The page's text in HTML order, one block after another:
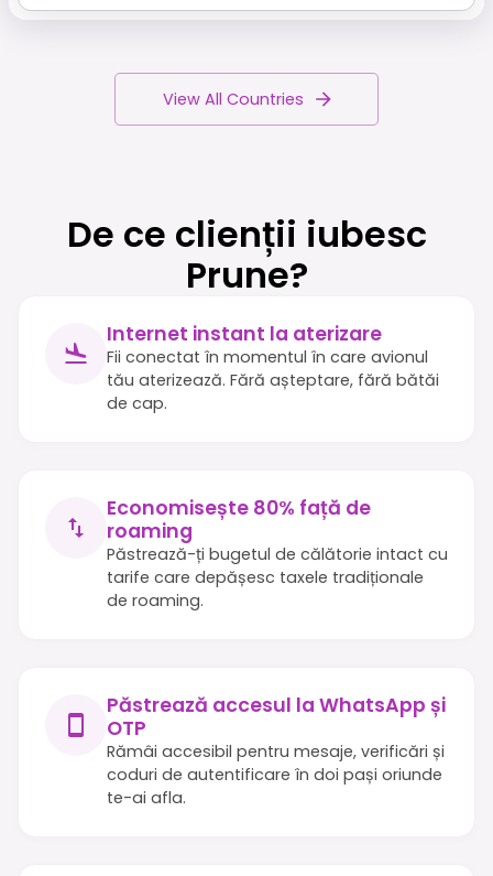
View All Countries
De ce clienții iubesc
Prune?
Internet instant la aterizare
Fii conectat în momentul în care avionul
tău aterizează. Fără așteptare, fără bătăi
de cap.
Economisește 80% față de
roaming
Păstrează-ți bugetul de călătorie intact cu
tarife care depășesc taxele tradiționale
de roaming.
Păstrează accesul la WhatsApp și
OTP
Rămâi accesibil pentru mesaje, verificări și
coduri de autentificare în doi pași oriunde
te-ai afla.